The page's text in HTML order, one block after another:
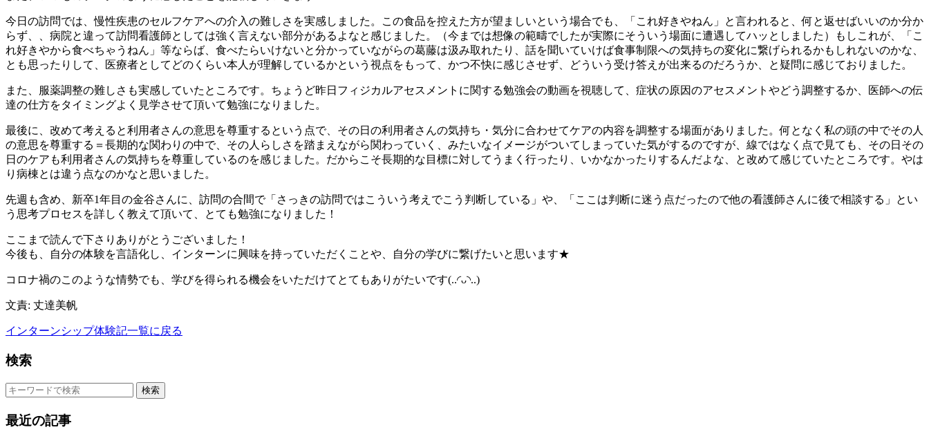
今日の訪問では、慢性疾患のセルフケアへの介入の難しさを実感しました。この食品を控えた方が望ましいという場合でも、「これ好きやねん」と言われると、何と返せばいいのか分か
らず、、病院と違って訪問看護師としては強く言えない部分があるよなと感じました。（今までは想像の範疇でしたが実際にそういう場面に遭遇してハッとしました）もしこれが、「こ
れ好きやから食べちゃうねん」等ならば、食べたらいけないと分かっていながらの葛藤は汲み取れたり、話を聞いていけば食事制限への気持ちの変化に繋げられるかもしれないのかな、
とも思ったりして、医療者としてどのくらい本人が理解しているかという視点をもって、かつ不快に感じさせず、どういう受け答えが出来るのだろうか、と疑問に感じておりました。
また、服薬調整の難しさも実感していたところです。ちょうど昨日フィジカルアセスメントに関する勉強会の動画を視聴して、症状の原因のアセスメントやどう調整するか、医師への伝
達の仕方をタイミングよく見学させて頂いて勉強になりました。
最後に、改めて考えると利用者さんの意思を尊重するという点で、その日の利用者さんの気持ち・気分に合わせてケアの内容を調整する場面がありました。何となく私の頭の中でその人
の意思を尊重する＝長期的な関わりの中で、その人らしさを踏まえながら関わっていく、みたいなイメージがついてしまっていた気がするのですが、線ではなく点で見ても、その日その
日のケアも利用者さんの気持ちを尊重しているのを感じました。だからこそ長期的な目標に対してうまく行ったり、いかなかったりするんだよな、と改めて感じていたところです。やは
り病棟とは違う点なのかなと思いました。
先週も含め、新卒1年目の金谷さんに、訪問の合間で「さっきの訪問ではこういう考えでこう判断している」や、「ここは判断に迷う点だったので他の看護師さんに後で相談する」とい
う思考プロセスを詳しく教えて頂いて、とても勉強になりました！
ここまで読んで下さりありがとうございました！
今後も、自分の体験を言語化し、インターンに興味を持っていただくことや、自分の学びに繋げたいと思います★
コロナ禍のこのような情勢でも、学びを得られる機会をいただけてとてもありがたいです(..◜ᴗ◝..)
文責: 丈達美帆
インターンシップ体験記一覧に戻る
検索
検索
最近の記事